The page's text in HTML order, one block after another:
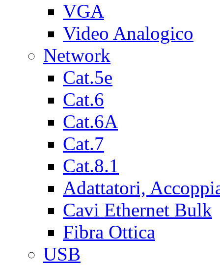
VGA
Video Analogico
Network
Cat.5e
Cat.6
Cat.6A
Cat.7
Cat.8.1
Adattatori,
Cavi Ethernet Bulk
Fibra Ottica
USB